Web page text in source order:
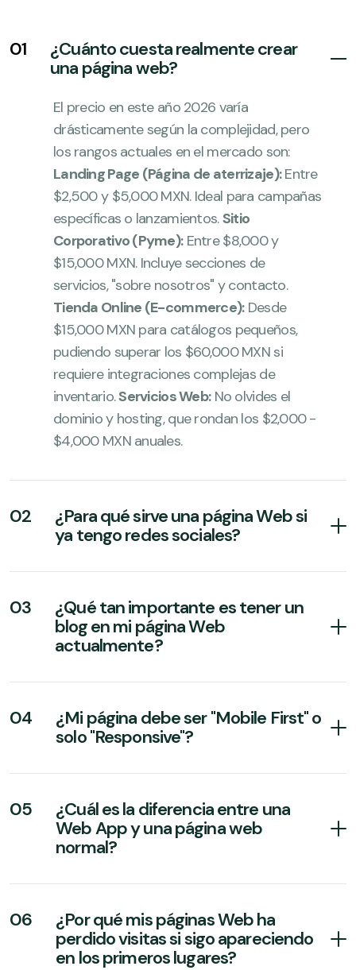
01
¿Cuánto cuesta realmente crear
una página web?
El precio en este año 2026 varía
drásticamente según la complejidad, pero
los rangos actuales en el mercado son:
Landing Page (Página de aterrizaje):Entre
$2,500 y $5,000 MXN. Ideal para campañas
específicas o lanzamientos.Sitio
Corporativo (Pyme):Entre $8,000 y
$15,000 MXN. Incluye secciones de
servicios, "sobre nosotros" y contacto.
Tienda Online (E-commerce):Desde
$15,000 MXN para catálogos pequeños,
pudiendo superar los $60,000 MXN si
requiere integraciones complejas de
inventario.Servicios Web:No olvides el
dominio y hosting, que rondan los $2,000 -
$4,000 MXN anuales.
02
¿Para qué sirve una página Web si
ya tengo redes sociales?
03
¿Qué tan importante es tener un
blog en mi página Web
actualmente?
04
¿Mi página debe ser "Mobile First" o
solo "Responsive"?
05
¿Cuál es la diferencia entre una
Web App y una página web
normal?
06
¿Por qué mis páginas Web ha
perdido visitas si sigo apareciendo
en los primeros lugares?